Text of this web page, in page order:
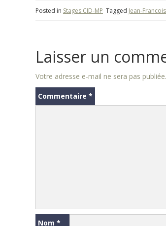
Posted in Stages CID-MP Tagged Jean-
Laisser un
Votre adresse e-mail ne sera pas publiée.
Commentaire *
Nom *